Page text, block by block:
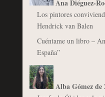
Ana Diéguez-
Los pintores
Hendrick van Balen
Cuéntame un libro –
España”
Alba Gómez de